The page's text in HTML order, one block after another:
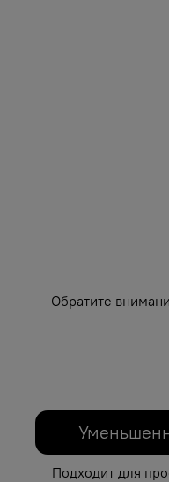
Обратите
Подходит для